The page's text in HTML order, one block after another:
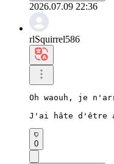
2026.07.09 22:36
rlSquirrel586
Oh waouh, je
J'ai hâte d'être
0